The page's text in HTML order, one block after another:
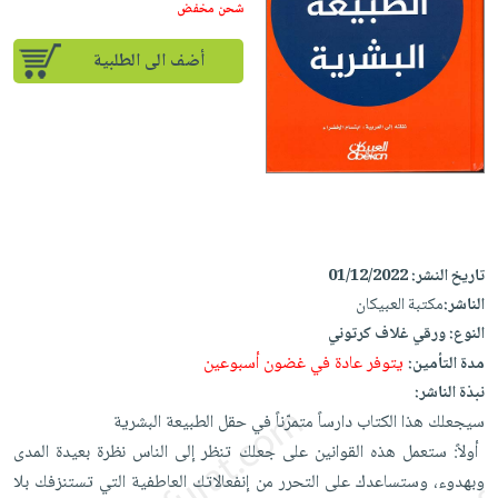
إختياراتنا
كتب
أكاديمية
صندوق
iKitab
بلا
يتكرر
على
Android
تحميل
iKitab
على
Apple
أسئلة
يتكرر
طرحها
تحميل
على
masmu3
على
Apple
الأكثر
إختياراتنا
وسائل
جوائز
تعليمية
جديد
العناية
الشخصية
العناية
وتصفيف
الشعر
العناية
بالجسم
المطبخ
والسفرة
جديد
الكل
أواني
الطهي
أدوات
متجر
الهدايا
أقسام
شحن مخفض
أضف الى الطلبية
تاريخ النشر:01/12/2022
الناشر:مكتبة العبيكان
النوع:ورقي غلاف كرتوني
مدة التأمين:يتوفر عادة في غضون أسبوعين
نبذة الناشر:
سيجعلك هذا الكتاب دارساً متمرّناً في حقل الطبيعة البشرية ‎
‎ أولاً: ستعمل هذه القوانين على جعلك تنظر إلى الناس نظرة بعيدة المدى
وبهدوء، وستساعدك على التحرر ‏من إنفعالاتك العاطفية التي تستنزفك بلا